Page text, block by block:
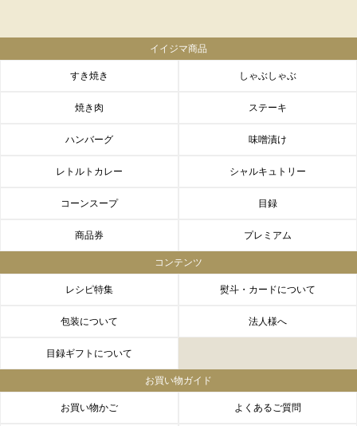
イイジマ商品
すき焼き しゃぶしゃぶ
焼き肉 ステーキ
ハンバーグ 味噌漬け
レトルトカレー シャルキュトリー
コーンスープ 目録
商品券 プレミアム
コンテンツ
レシピ特集 熨斗・カードについて
包装について 法人様へ
目録ギフトについて
お買い物ガイド
お買い物かご よくあるご質問